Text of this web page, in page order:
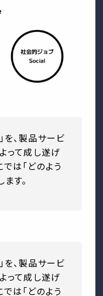
を、製品サービ
って成し遂げ
は「どのよう
す。
を、製品サービ
って成し遂げ
は「どのよう